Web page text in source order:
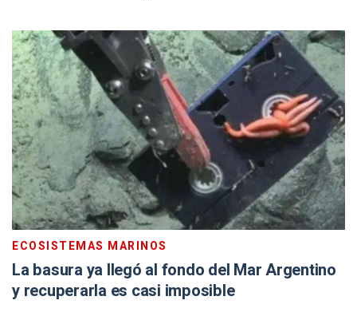
ECOSISTEMAS MARINOS
La basura ya llegó al fondo del Mar Argentino
y recuperarla es casi imposible